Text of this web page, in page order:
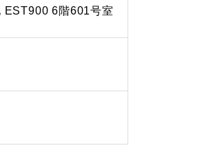
6階601号室